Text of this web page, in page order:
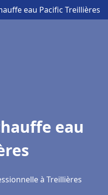
eau Pacific Treillières
eau
à Treillières